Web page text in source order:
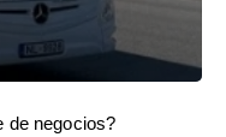
de negocios?